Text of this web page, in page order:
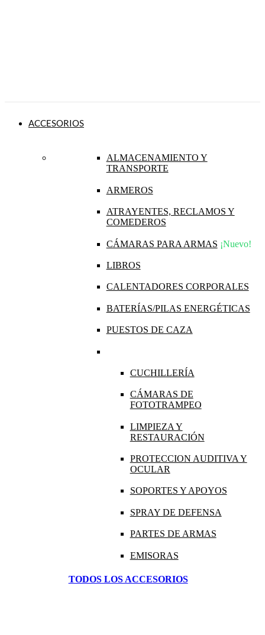
ACCESORIOS
ALMACENAMIENTO Y
TRANSPORTE
ARMEROS
ATRAYENTES, RECLAMOS Y
COMEDEROS
CÁMARAS PARA ARMAS ¡Nuevo!
LIBROS
CALENTADORES CORPORALES
BATERÍAS/PILAS ENERGÉTICAS
PUESTOS DE CAZA
CUCHILLERÍA
CÁMARAS DE
FOTOTRAMPEO
LIMPIEZA Y
RESTAURACIÓN
PROTECCION AUDITIVA Y
OCULAR
SOPORTES Y APOYOS
SPRAY DE DEFENSA
PARTES DE ARMAS
EMISORAS
TODOS LOS ACCESORIOS